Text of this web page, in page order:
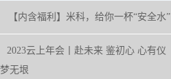
【内含福利】米科，给你一杯“安全水”
2023云上年会丨赴未来 鉴初心 心有仪
梦无垠